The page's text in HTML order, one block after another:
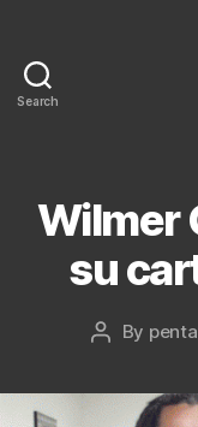
Search
Wilmer
su
Post
By